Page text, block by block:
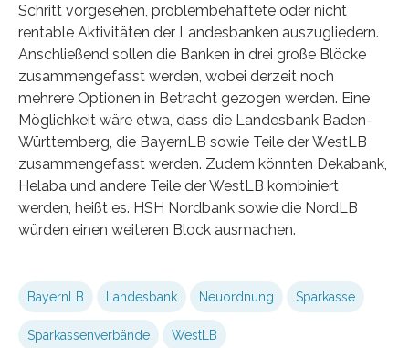
Schritt vorgesehen, problembehaftete oder nicht
rentable Aktivitäten der Landesbanken auszugliedern.
Anschließend sollen die Banken in drei große Blöcke
zusammengefasst werden, wobei derzeit noch
mehrere Optionen in Betracht gezogen werden. Eine
Möglichkeit wäre etwa, dass die Landesbank Baden-
Württemberg, die BayernLB sowie Teile der WestLB
zusammengefasst werden. Zudem könnten Dekabank,
Helaba und andere Teile der WestLB kombiniert
werden, heißt es. HSH Nordbank sowie die NordLB
würden einen weiteren Block ausmachen.
BayernLB Landesbank Neuordnung Sparkasse
Sparkassenverbände WestLB